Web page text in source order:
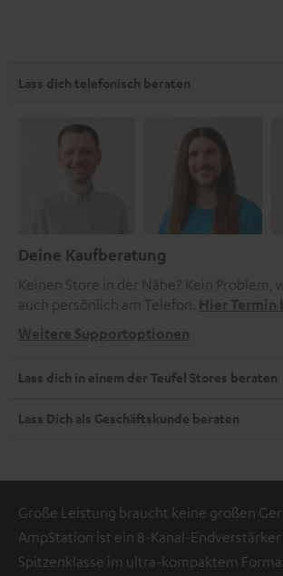
Lass dich telefonisch beraten
Deine Kaufberatung
Keinen Store in der Nähe? Kein Problem,
auch persönlich am Telefon. Hier Termin
Weitere Supportoptionen
Lass dich in einem der Teufel Stores beraten
Lass Dich als Geschäftskunde beraten
Große Leistung braucht keine großen
AmpStation ist ein 8-Kanal-
Spitzenklasse im ultra-kompaktem